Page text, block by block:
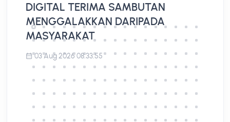
DIGITAL TERIMA SAMBUTAN
MENGGALAKKAN DARIPADA
MASYARAKAT
03 Aug 2026 08:33:55